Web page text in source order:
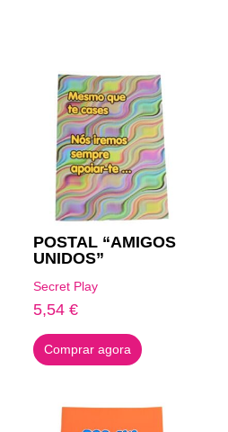
POSTAL “AMIGOS
UNIDOS”
Secret Play
5,54€
Comprar agora